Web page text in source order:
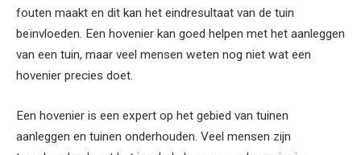
fouten maakt en dit kan het eindresultaat van de tuin
beïnvloeden. Een hovenier kan goed helpen met het aanleggen
van een tuin, maar veel mensen weten nog niet wat een
hovenier precies doet.
Een hovenier is een expert op het gebied van tuinen
aanleggen en tuinen onderhouden. Veel mensen zijn